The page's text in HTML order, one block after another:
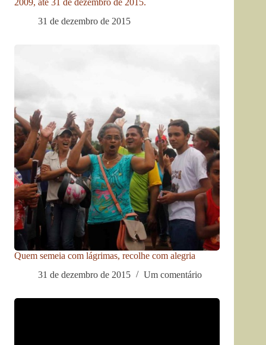
31 de dezembro de 2015
Quem semeia com lágrimas, recolhe com alegria
31 de dezembro de 2015
Um comentário